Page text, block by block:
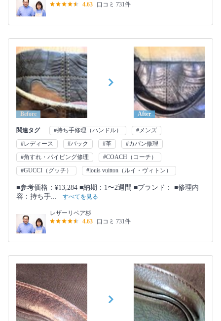
4.63
口コミ 731件
Before After
関連タグ #持ち手修理（ハンドル）
#メンズ
#レディース
#バック #革
#カバン修理
#角すれ・パイピング修理
#COACH（コーチ）
#GUCCI（グッチ）
#louis vuitton（ルイ・ヴィトン）
■参考価格：¥13,284 ■納期：1〜2週間 ■ブランド： ■修理内
容：持ち手...
すべてを見る
レザーリペア杉
4.63
口コミ 731件